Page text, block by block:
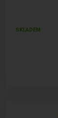
SKLADEM